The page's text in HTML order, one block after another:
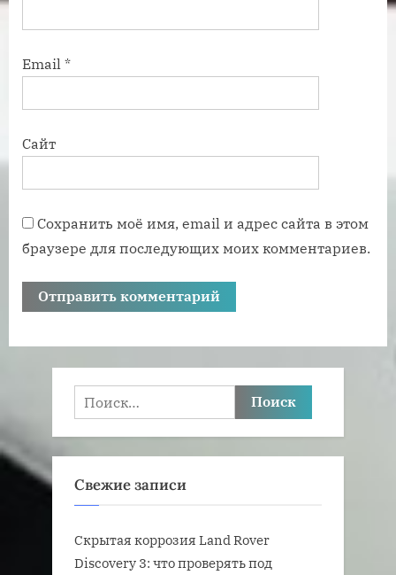
Email *
Сайт
Сохранить моё имя, email и адрес сайта в этом
браузере для последующих моих комментариев.
Найти:
Свежие записи
Скрытая коррозия Land Rover
Discovery 3: что проверять под